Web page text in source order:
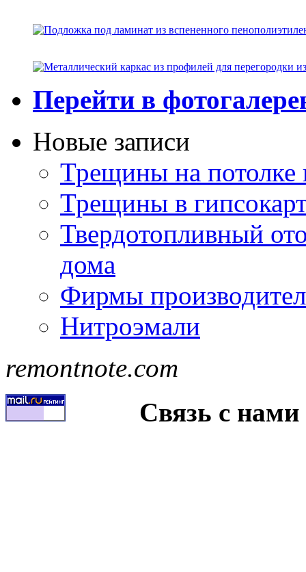
Перейти в
Новые записи
Трещины на потолке
Трещины в
Твердотопливный
дома
Фирмы
Нитроэмали
remontnote.com
Связь с